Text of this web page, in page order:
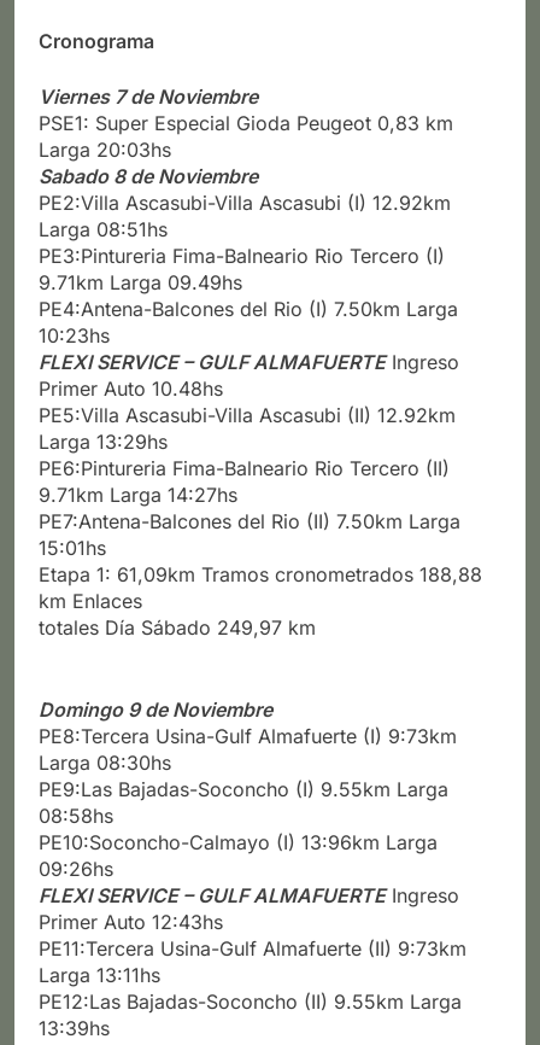
Cronograma
Viernes 7 de Noviembre
PSE1: Super Especial Gioda Peugeot 0,83 km
Larga 20:03hs
Sabado 8 de Noviembre
PE2:Villa Ascasubi-Villa Ascasubi (I) 12.92km
Larga 08:51hs
PE3:Pintureria Fima-Balneario Rio Tercero (I)
9.71km Larga 09.49hs
PE4:Antena-Balcones del Rio (I) 7.50km Larga
10:23hs
FLEXI SERVICE – GULF ALMAFUERTEIngreso
Primer Auto 10.48hs
PE5:Villa Ascasubi-Villa Ascasubi (II) 12.92km
Larga 13:29hs
PE6:Pintureria Fima-Balneario Rio Tercero (II)
9.71km Larga 14:27hs
PE7:Antena-Balcones del Rio (II) 7.50km Larga
15:01hs
Etapa 1: 61,09km Tramos cronometrados 188,88
km Enlaces
totales Día Sábado 249,97 km
Domingo 9 de Noviembre
PE8:Tercera Usina-Gulf Almafuerte (I) 9:73km
Larga 08:30hs
PE9:Las Bajadas-Soconcho (I) 9.55km Larga
08:58hs
PE10:Soconcho-Calmayo (I) 13:96km Larga
09:26hs
FLEXI SERVICE – GULF ALMAFUERTEIngreso
Primer Auto 12:43hs
PE11:Tercera Usina-Gulf Almafuerte (II) 9:73km
Larga 13:11hs
PE12:Las Bajadas-Soconcho (II) 9.55km Larga
13:39hs